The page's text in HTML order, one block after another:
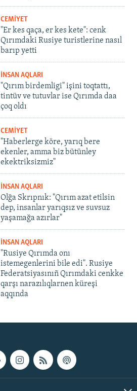
CEMİYET
"Er kes qaça, er kes kete": cenk
Qırımdaki Rusiye turistlerine nasıl
barıp yetti
İNSAN AQLARI
"Qırım birdemligi" işini toqtattı,
tintüv ve tutuvlar ise Qırımda daa
çoq oldı
CEMİYET
"Haberlerge köre, yarıq bere
ekenler, amma biz bütünley
ekektriksizmiz"
İNSAN AQLARI
Olğa Skrıpnık: "Qırım azat etilsin
dep, insanlar yarıqsız ve suvsuz
yaşamağa azırlar"
İNSAN AQLARI
"Rusiye Qırımda onı
istemegenlerini bile edi". Rusiye
Federatsiyasınıñ Qırımdaki cenkke
qarşı narazılıqlarnen küreşi
aqqında